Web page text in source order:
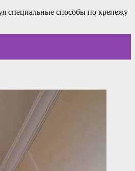
специальные способы по крепежу